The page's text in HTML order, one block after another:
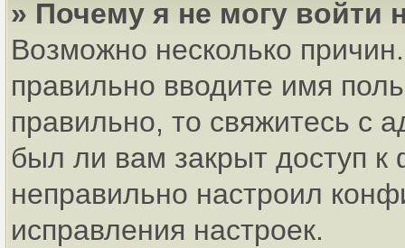
» Почему я не могу войти
Возможно несколько
правильно вводите имя
правильно, то свяжитесь с
был ли вам закрыт доступ
неправильно настроил
исправления настроек.